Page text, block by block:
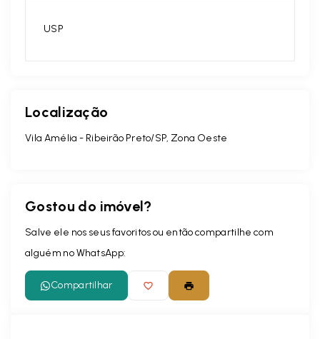
USP
Localização
Vila Amélia - Ribeirão Preto/SP, Zona Oeste
Gostou do imóvel?
Salve ele nos seus favoritos ou então compartilhe com
alguém no WhatsApp:
Compartilhar